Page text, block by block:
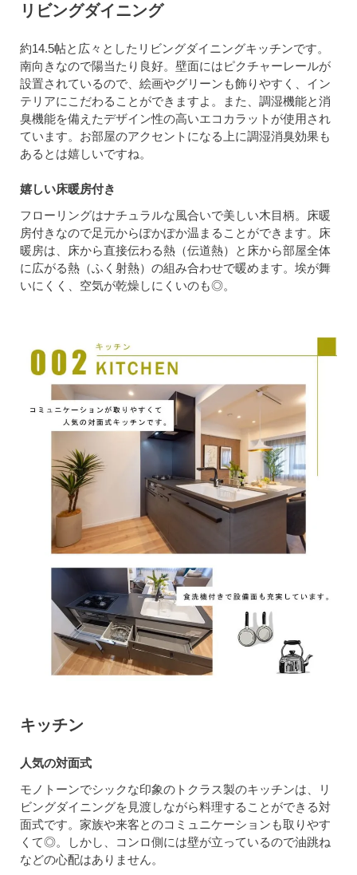
リビングダイニング
約14.5帖と広々としたリビングダイニングキッチンです。
南向きなので陽当たり良好。壁面にはピクチャーレールが
設置されているので、絵画やグリーンも飾りやすく、イン
テリアにこだわることができますよ。また、調湿機能と消
臭機能を備えたデザイン性の高いエコカラットが使用され
ています。お部屋のアクセントになる上に調湿消臭効果も
あるとは嬉しいですね。
嬉しい床暖房付き
フローリングはナチュラルな風合いで美しい木目柄。床暖
房付きなので足元からぽかぽか温まることができます。床
暖房は、床から直接伝わる熱（伝道熱）と床から部屋全体
に広がる熱（ふく射熱）の組み合わせで暖めます。埃が舞
いにくく、空気が乾燥しにくいのも◎。
キッチン
人気の対面式
モノトーンでシックな印象のトクラス製のキッチンは、リ
ビングダイニングを見渡しながら料理することができる対
面式です。家族や来客とのコミュニケーションも取りやす
くて◎。しかし、コンロ側には壁が立っているので油跳ね
などの心配はありません。